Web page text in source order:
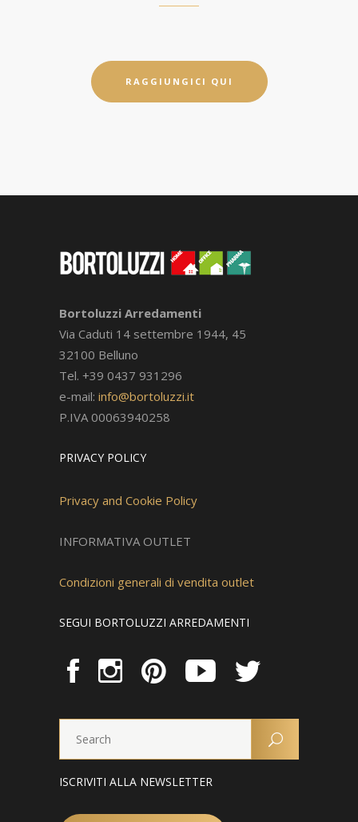
RAGGIUNGICI QUI
Bortoluzzi Arredamenti
Via Caduti 14 settembre 1944, 45
32100 Belluno
Tel. +39 0437 931296
e-mail: info@bortoluzzi.it
P.IVA 00063940258
PRIVACY POLICY
Privacy and Cookie Policy
INFORMATIVA OUTLET
Condizioni generali di vendita outlet
SEGUI BORTOLUZZI ARREDAMENTI
ISCRIVITI ALLA NEWSLETTER